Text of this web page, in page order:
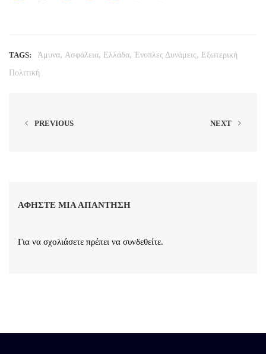
TAGS: Άμυνα, Ασφάλεια, Ελλάδα,Ένοπλες Δυνάμεις, Εξωτερική
Πολιτική
PREVIOUS NEXT
ΑΦΉΣΤΕ ΜΙΑ ΑΠΆΝΤΗΣΗ
Για να σχολιάσετε πρέπει να συνδεθείτε.